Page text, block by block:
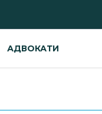
АДВОКАТИ